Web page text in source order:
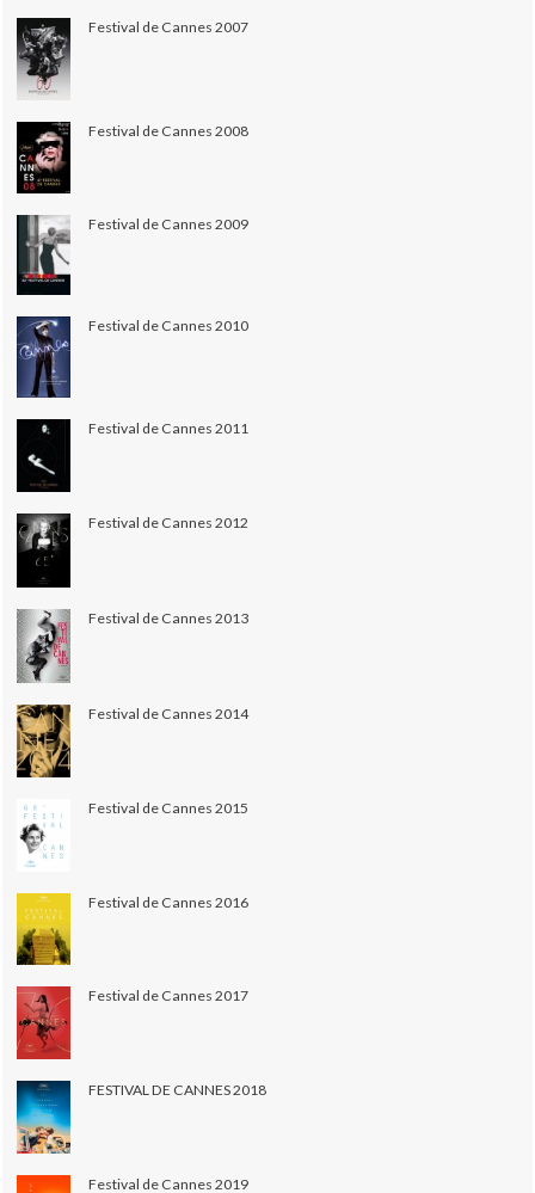
Festival de Cannes 2007
Festival de Cannes 2008
Festival de Cannes 2009
Festival de Cannes 2010
Festival de Cannes 2011
Festival de Cannes 2012
Festival de Cannes 2013
Festival de Cannes 2014
Festival de Cannes 2015
Festival de Cannes 2016
Festival de Cannes 2017
FESTIVAL DE CANNES 2018
Festival de Cannes 2019